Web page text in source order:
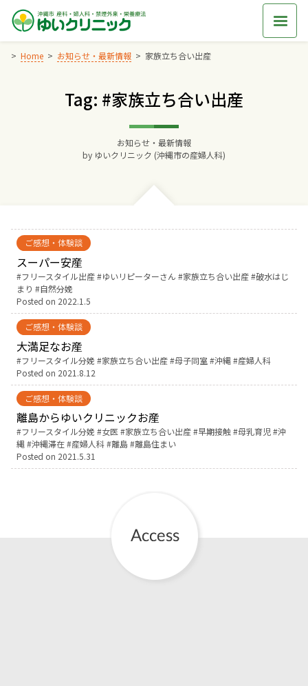
Skip
content
Home お知らせ・最新情報 家族立ち合い出産
Tag: #家族立ち合い出産
お知らせ・最新情報
by ゆいクリニック (沖縄市の産婦人科)
ご感想・体験談
スーパー安産
Tags:
フリースタイル出産 ゆいリピーターさん 家族立ち合い出産 破水はじ
まり
自然分娩
Posted on 2022.1.5
ご感想・体験談
大満足なお産
Tags:
フリースタイル分娩 家族立ち合い出産 母子同室 沖縄
産婦人科
Posted on 2021.8.12
ご感想・体験談
離島からゆいクリニックお産
Tags:
フリースタイル分娩 女医 家族立ち合い出産 早期接触 母乳育児 沖
縄
沖縄滞在 産婦人科 離島 離島住まい
Posted on 2021.5.31
Home
交通アクセス
母乳育児
予防接種
‘さんルーム’ でさまざまな講座・クラス
遠方にお住まいで当院での出産を希望される方へ